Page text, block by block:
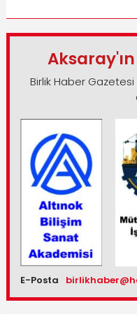
Aksaray'ın
Birlik Haber Gazetesi
E-Posta